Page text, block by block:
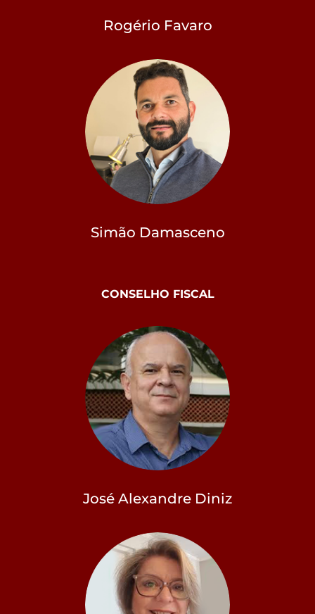
Rogério Favaro
Simão Damasceno
CONSELHO FISCAL
José Alexandre Diniz